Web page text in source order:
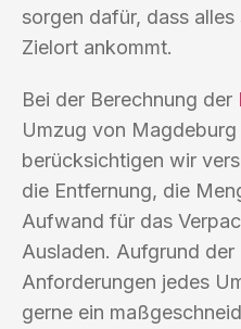
sorgen dafür, dass
Zielort ankommt.
Bei der Berechnung der
Umzug von Magdeburg
berücksichtigen wir
die Entfernung, die
Aufwand für das
Ausladen. Aufgrund der
Anforderungen jedes
gerne ein